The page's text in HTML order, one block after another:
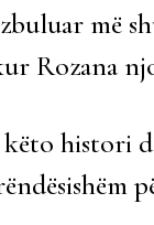
më
Rozana
këto histori